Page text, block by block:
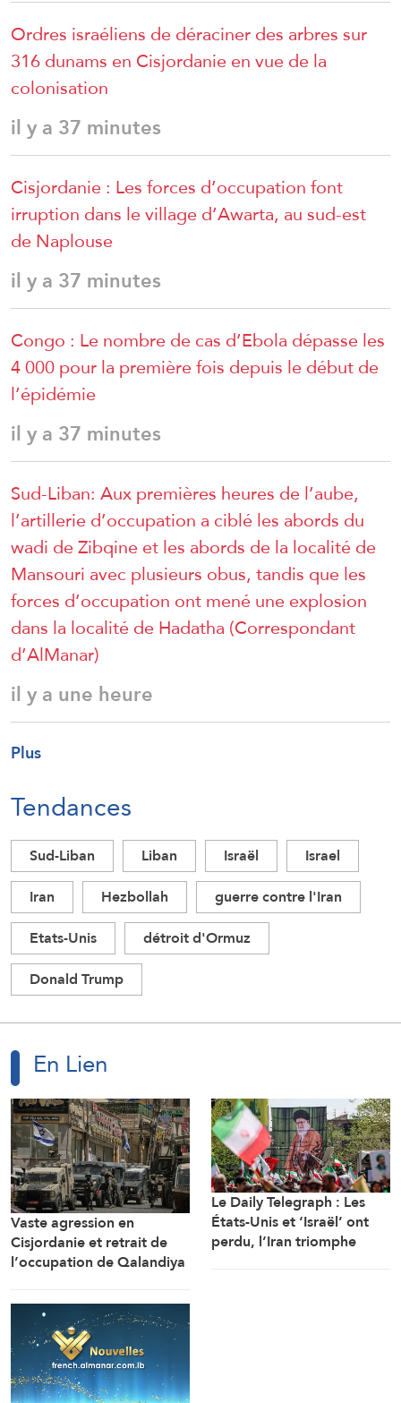
Ordres israéliens de déraciner des arbres sur
316 dunams en Cisjordanie en vue de la
colonisation
il y a 37 minutes
Cisjordanie : Les forces d’occupation font
irruption dans le village d’Awarta, au sud-est
de Naplouse
il y a 37 minutes
Congo : Le nombre de cas d’Ebola dépasse les
4 000 pour la première fois depuis le début de
l’épidémie
il y a 37 minutes
Sud-Liban: Aux premières heures de l’aube,
l’artillerie d’occupation a ciblé les abords du
wadi de Zibqine et les abords de la localité de
Mansouri avec plusieurs obus, tandis que les
forces d’occupation ont mené une explosion
dans la localité de Hadatha (Correspondant
d’AlManar)
il y a une heure
Plus
Tendances
Sud-Liban Liban Israël
Israel
Iran
Hezbollah
guerre contre l'Iran
Etats-Unis
détroit d'Ormuz
Donald Trump
En Lien
Vaste agression en
Cisjordanie et retrait de
l’occupation de Qalandiya
démolitions de maisons
Le Daily Telegraph : Les
États-Unis et ‘Israël’ ont
perdu, l’Iran triomphe